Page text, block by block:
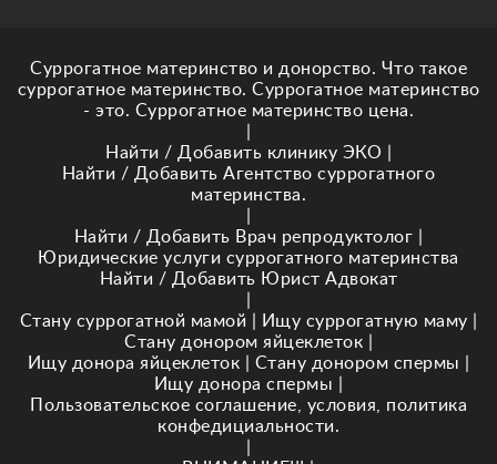
Суррогатное материнство и донорство. Что такое
суррогатное материнство. Суррогатное материнство
- это. Суррогатное материнство цена.
Найти / Добавить клинику ЭКО
Найти / Добавить Агентство суррогатного
материнства.
Найти / Добавить Врач репродуктолог
Юридические услуги суррогатного материнства
Найти / Добавить Юрист Адвокат
Стану суррогатной мамой
Ищу суррогатную маму
Стану донором яйцеклеток
Ищу донора яйцеклеток
Стану донором спермы
Ищу донора спермы
Пользовательское соглашение, условия, политика
конфедициальности.